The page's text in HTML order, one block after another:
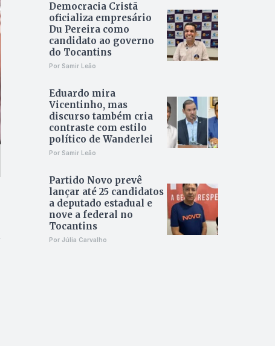
Democracia Cristã
oficializa empresário
Du Pereira como
candidato ao governo
do Tocantins
Por Samir Leão
Eduardo mira
Vicentinho, mas
discurso também cria
contraste com estilo
político de Wanderlei
Por Samir Leão
Partido Novo prevê
lançar até 25 candidatos
a deputado estadual e
nove a federal no
Tocantins
Por Júlia Carvalho